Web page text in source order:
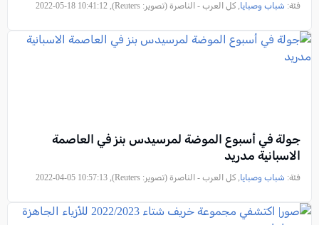
فئة: شباب وصبايا, كل العرب - الناصرة (تصوير: Reuters), 2022-05-18 10:41:12
جولة في أسبوع الموضة لمرسيدس بنز في العاصمة
الاسبانية مدريد
فئة: شباب وصبايا, كل العرب - الناصرة (تصوير: Reuters), 2022-04-05 10:57:13